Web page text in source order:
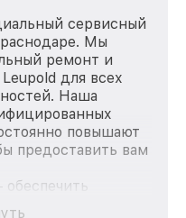
сервисный
Мы
ремонт и
для всех
Наша
повышают
предоставить вам
ремонт для